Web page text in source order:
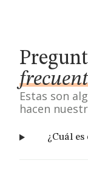
Estas son
hacen
¿Cuál es